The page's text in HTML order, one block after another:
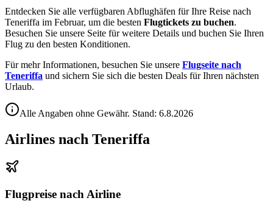
Entdecken Sie alle verfügbaren Abflughäfen für Ihre Reise nach
Teneriffa im Februar, um die besten Flugtickets zu buchen.
Besuchen Sie unsere Seite für weitere Details und buchen Sie Ihren
Flug zu den besten Konditionen.
Für mehr Informationen, besuchen Sie unsere Flugseite nach
Teneriffa und sichern Sie sich die besten Deals für Ihren nächsten
Urlaub.
Alle Angaben ohne Gewähr. Stand: 6.8.2026
Airlines nach Teneriffa
Flugpreise nach Airline